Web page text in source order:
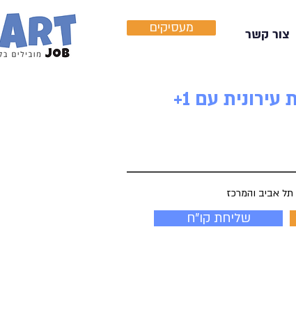
מעסיקים צור קשר
למשרד מוביל וגדול דרוש/ה עו"ד לתחום הנדל"ן - לצוות התחדשות עירונית עם 1+
תל אביב והמרכז
שליחת קו"ח